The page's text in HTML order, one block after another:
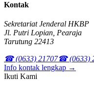
Kontak
Sekretariat Jenderal HKBP
Jl. Putri Lopian, Pearaja
Tarutung 22413
☎ (0633) 21707☎ (0633)
Info kontak lengkap →
Ikuti Kami